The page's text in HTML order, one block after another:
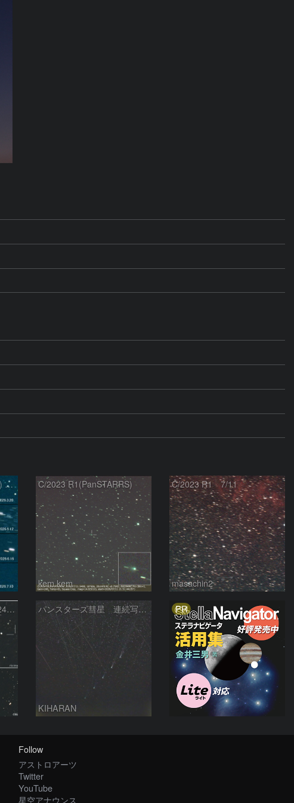
C/2023 R1 (PANSTARRS) の変化 C/2023 R1(PanSTARRS)
kem.kem
C/2023 R1 7/11
masachin2
パンスターズ彗星 ( C/2024G4 )の予報位置：2026/06/23 パンスターズ彗星 連続写真 再処理
KIHARAN
PR
Follow
アストロアーツ
Twitter
YouTube
星空アナウンス